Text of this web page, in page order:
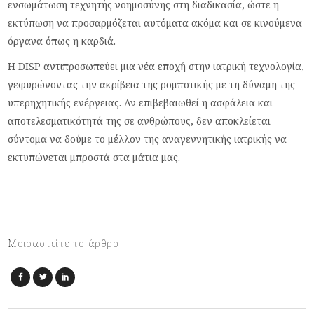
ενσωμάτωση τεχνητής νοημοσύνης στη διαδικασία, ώστε η
εκτύπωση να προσαρμόζεται αυτόματα ακόμα και σε κινούμενα
όργανα όπως η καρδιά.
Η DISP αντιπροσωπεύει μια νέα εποχή στην ιατρική τεχνολογία,
γεφυρώνοντας την ακρίβεια της ρομποτικής με τη δύναμη της
υπερηχητικής ενέργειας. Αν επιβεβαιωθεί η ασφάλεια και
αποτελεσματικότητά της σε ανθρώπους, δεν αποκλείεται
σύντομα να δούμε το μέλλον της αναγεννητικής ιατρικής να
εκτυπώνεται μπροστά στα μάτια μας.
Μοιραστείτε το άρθρο